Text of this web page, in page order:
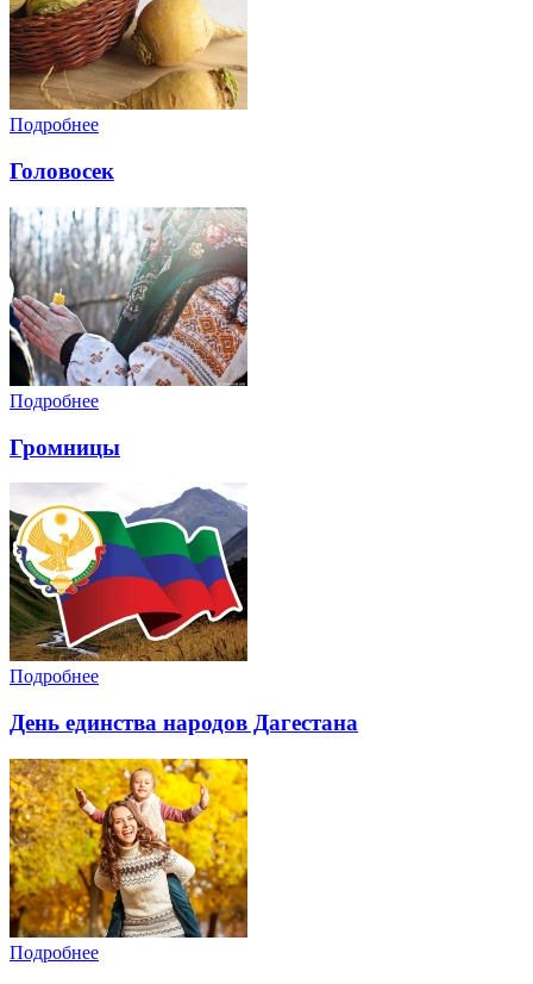
Подробнее
Головосек
Подробнее
Громницы
Подробнее
День единства народов Дагестана
Подробнее